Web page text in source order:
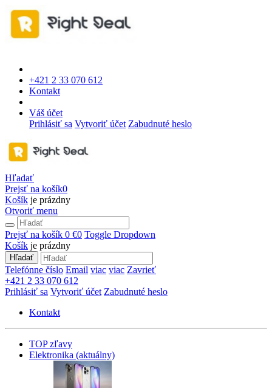
+421 2 33 070 612
Kontakt
Váš účet
Prihlásiť sa Vytvoriť účet Zabudnuté heslo
Hľadať
Prejsť na košík0
Košík je prázdny
Otvoriť menu
Prejsť na košík 0 €0 Toggle Dropdown
Košík je prázdny
Hľadať
Telefónne číslo Email viac viac Zavrieť
+421 2 33 070 612
Prihlásiť sa Vytvoriť účet Zabudnuté heslo
Kontakt
TOP zľavy
Elektronika (aktuálny)